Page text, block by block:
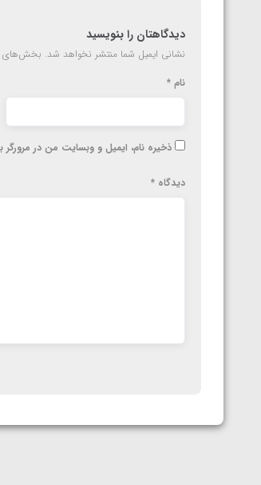
دیدگاهتان را بنویسید
نشانی ایمیل شما منتشر نخواهد شد. بخش‌های
نام *
ذخیره نام، ایمیل و وبسایت من در
دیدگاه *